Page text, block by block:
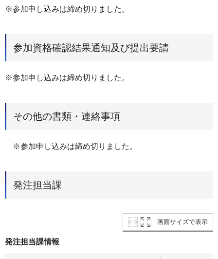
※参加申し込みは締め切りました。
参加資格確認結果通知及び提出要請
※参加申し込みは締め切りました。
その他の書類・連絡事項
※参加申し込みは締め切りました。
発注担当課
画面サイズで表示
発注担当課情報